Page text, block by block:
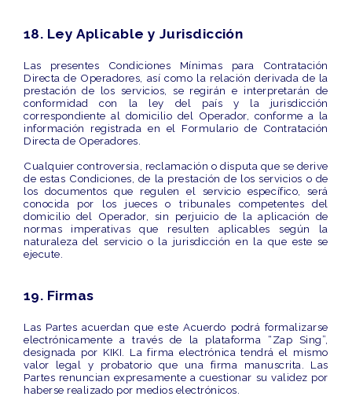
18. Ley Aplicable y Jurisdicción
Las presentes Condiciones Mínimas para Contratación
Directa de Operadores , así como la relación derivada de la
prestación de los servicios, se regirán e interpretarán de
conformidad con la ley del país y la jurisdicción
correspondiente al domicilio del Operador, conforme a la
información registrada en el Formulario de Contratación
Directa de Operadores.
Cualquier controversia, reclamación o disputa que se derive
de estas Condiciones, de la prestación de los servicios o de
los documentos que regulen el servicio específico, será
conocida por los jueces o tribunales competentes del
domicilio del Operador, sin perjuicio de la aplicación de
normas imperativas que resulten aplicables según la
naturaleza del servicio o la jurisdicción en la que este se
ejecute.
19. Firmas
Las Partes acuerdan que este Acuerdo podrá formalizarse
electrónicamente a través de la plataforma “Zap Sing”,
designada por KIKI. La firma electrónica tendrá el mismo
valor legal y probatorio que una firma manuscrita.
Las
Partes renuncian expresamente a cuestionar su validez por
haberse realizado por medios electrónicos.